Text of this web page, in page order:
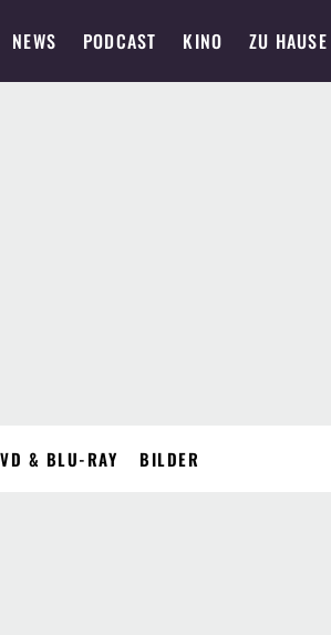
NEWS PODCAST KINO ZU HAUSE
& BLU-RAY BILDER